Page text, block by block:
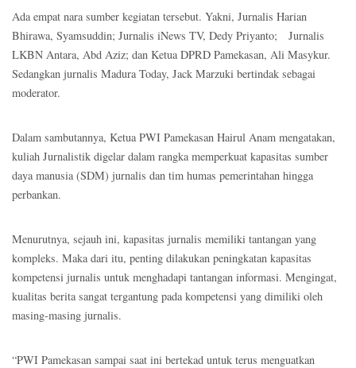
Ada empat nara sumber kegiatan tersebut. Yakni, Jurnalis Harian
Bhirawa, Syamsuddin; Jurnalis iNews TV, Dedy Priyanto; Jurnalis
LKBN Antara, Abd Aziz; dan Ketua DPRD Pamekasan, Ali Masykur.
Sedangkan jurnalis Madura Today, Jack Marzuki bertindak sebagai
moderator.
Dalam sambutannya, Ketua PWI Pamekasan Hairul Anam mengatakan,
kuliah Jurnalistik digelar dalam rangka memperkuat kapasitas sumber
daya manusia (SDM) jurnalis dan tim humas pemerintahan hingga
perbankan.
Menurutnya, sejauh ini, kapasitas jurnalis memiliki tantangan yang
kompleks. Maka dari itu, penting dilakukan peningkatan kapasitas
kompetensi jurnalis untuk menghadapi tantangan informasi. Mengingat,
kualitas berita sangat tergantung pada kompetensi yang dimiliki oleh
masing-masing jurnalis.
“PWI Pamekasan sampai saat ini bertekad untuk terus menguatkan